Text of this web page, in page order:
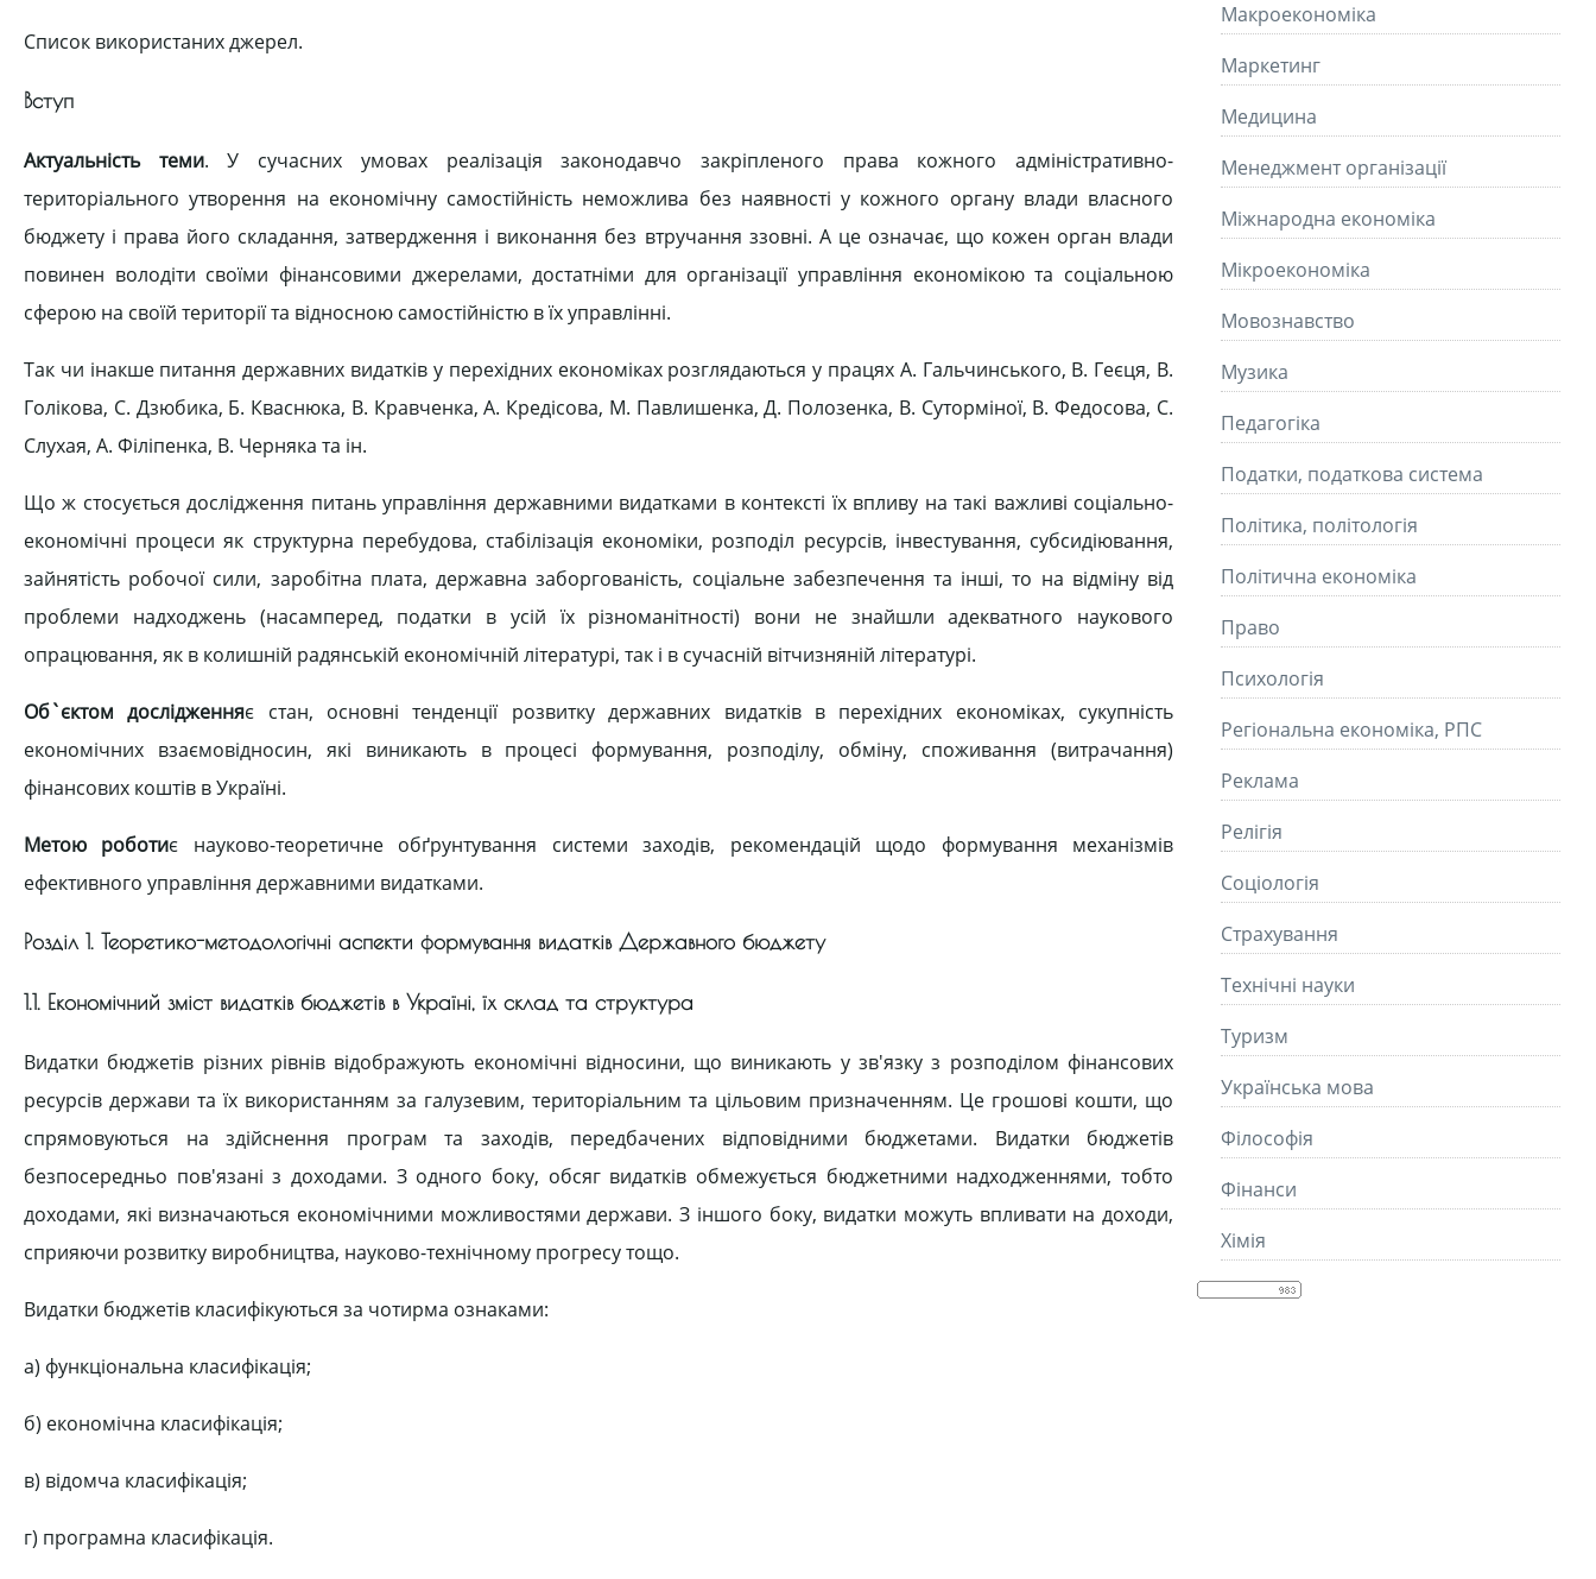
Список використаних джерел.
Вступ
Актуальність теми. У сучасних умовах реалізація законодавчо закріпленого права кожного адміністративно-
територіального утворення на економічну самостійність неможлива без наявності у кожного органу влади власного
бюджету і права його складання, затвердження і виконання без втручання ззовні. А це означає, що кожен орган влади
повинен володіти своїми фінансовими джерелами, достатніми для організації управління економікою та соціальною
сферою на своїй території та відносною самостійністю в їх управлінні.
Так чи інакше питання державних видатків у перехідних економіках розглядаються у працях А. Гальчинського, В. Геєця, В.
Голікова, С. Дзюбика, Б. Кваснюка, В. Кравченка, А. Кредісова, М. Павлишенка, Д. Полозенка, В. Суторміної, В. Федосова, C.
Слухая, А. Філіпенка, В. Черняка та ін.
Що ж стосується дослідження питань управління державними видатками в контексті їх впливу на такі важливі соціально-
економічні процеси як структурна перебудова, стабілізація економіки, розподіл ресурсів, інвестування, субсидіювання,
зайнятість робочої сили, заробітна плата, державна заборгованість, соціальне забезпечення та інші, то на відміну від
проблеми надходжень (насамперед, податки в усій їх різноманітності) вони не знайшли адекватного наукового
опрацювання, як в колишній радянській економічній літературі, так і в сучасній вітчизняній літературі.
Об`єктом дослідженняє стан, основні тенденції розвитку державних видатків в перехідних економіках, сукупність
економічних взаємовідносин, які виникають в процесі формування, розподілу, обміну, споживання (витрачання)
фінансових коштів в Україні.
Метою роботиє науково-теоретичне обґрунтування системи заходів, рекомендацій щодо формування механізмів
ефективного управління державними видатками.
Розділ 1. Теоретико-методологічні аспекти формування видатків Державного бюджету
1.1. Економічний зміст видатків бюджетів в Україні, їх склад та структура
Видатки бюджетів різних рівнів відображують економічні відносини, що виникають у зв'язку з розподілом фінансових
ресурсів держави та їх використанням за галузевим, територіальним та цільовим призначенням. Це грошові кошти, що
спрямовуються на здійснення програм та заходів, передбачених відповідними бюджетами. Видатки бюджетів
безпосередньо пов'язані з доходами. З одного боку, обсяг видатків обмежується бюджетними надходженнями, тобто
доходами, які визначаються економічними можливостями держави. З іншого боку, видатки можуть впливати на доходи,
сприяючи розвитку виробництва, науково-технічному прогресу тощо.
Видатки бюджетів класифікуються за чотирма ознаками:
а) функціональна класифікація;
б) економічна класифікація;
в) відомча класифікація;
г) програмна класифікація.
Макроекономіка
Маркетинг
Медицина
Менеджмент організації
Міжнародна економіка
Мікроекономіка
Мовознавство
Музика
Педагогіка
Податки, податкова система
Політика, політологія
Політична економіка
Право
Психологія
Регіональна економіка, РПС
Реклама
Релігія
Соціологія
Страхування
Технічні науки
Туризм
Українська мова
Філософія
Фінанси
Хімія